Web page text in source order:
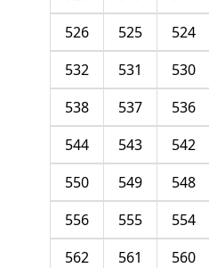
524
525
526
530
531
532
536
537
538
542
543
544
548
549
550
554
555
556
560
561
562